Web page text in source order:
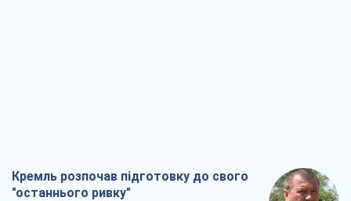
Кремль розпочав підготовку до свого
"останнього ривку"